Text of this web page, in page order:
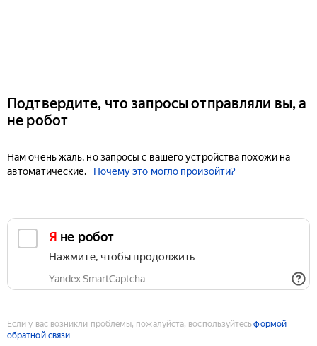
Подтвердите, что запросы отправляли вы, а
не робот
Нам очень жаль, но запросы с вашего устройства похожи на
автоматические.
Почему это могло произойти?
Я не робот
Нажмите, чтобы продолжить
Yandex SmartCaptcha
Если у вас возникли проблемы, пожалуйста, воспользуйтесьформой
обратной связи